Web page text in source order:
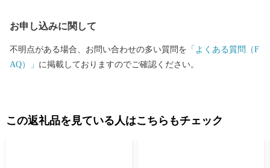
お申し込みに関して
不明点がある場合、お問い合わせの多い質問を 「よくある質問（F
AQ）」 に掲載しておりますのでご確認ください。
この返礼品を見ている人はこちらもチェック